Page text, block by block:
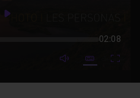
Play
02:08
mute video
Subtitles